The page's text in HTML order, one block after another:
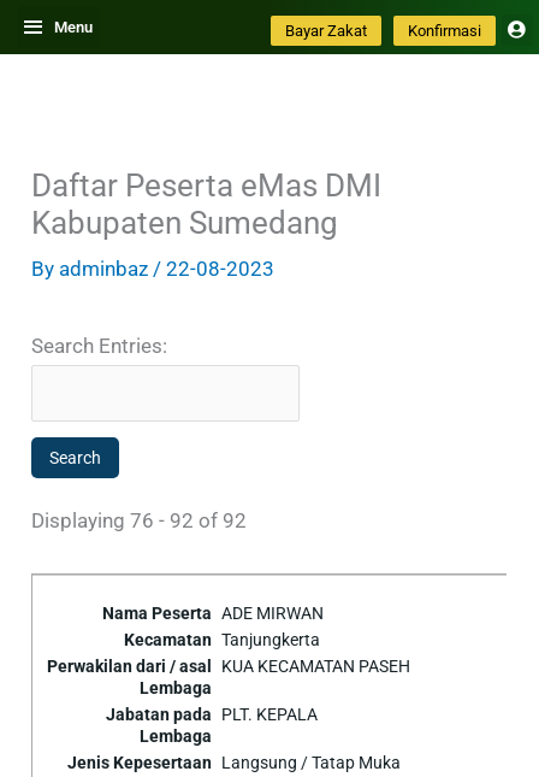
Skip
to
Menu Bayar Zakat Konfirmasi
Daftar Peserta eMas DMI
Kabupaten Sumedang
By adminbaz /22-08-2023
Search Entries:
Displaying 76 - 92 of 92
ADE MIRWAN
Tanjungkerta
KUA KECAMATAN PASEH
PLT. KEPALA
Langsung / Tatap Muka